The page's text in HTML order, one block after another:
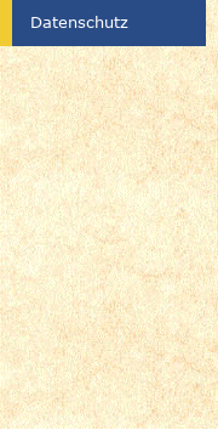
Datenschutz